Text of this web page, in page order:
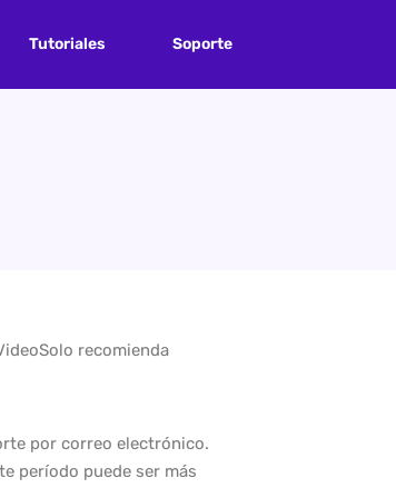
Tutoriales Soporte
recomienda
por correo electrónico.
período puede ser más